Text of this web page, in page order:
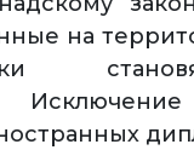
на
Исключение